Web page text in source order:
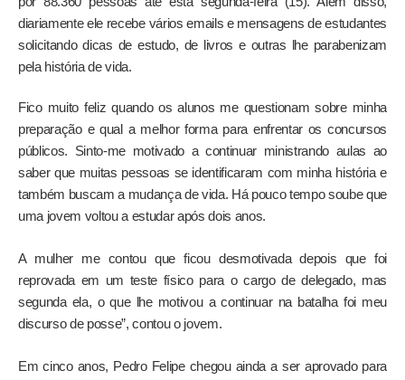
diariamente ele recebe vários emails e mensagens de estudantes
solicitando dicas de estudo, de livros e outras lhe parabenizam
pela história de vida.
Fico muito feliz quando os alunos me questionam sobre minha
preparação e qual a melhor forma para enfrentar os concursos
públicos. Sinto-me motivado a continuar ministrando aulas ao
saber que muitas pessoas se identificaram com minha história e
também buscam a mudança de vida. Há pouco tempo soube que
uma jovem voltou a estudar após dois anos.
A mulher me contou que ficou desmotivada depois que foi
reprovada em um teste físico para o cargo de delegado, mas
segunda ela, o que lhe motivou a continuar na batalha foi meu
discurso de posse”, contou o jovem.
Em cinco anos, Pedro Felipe chegou ainda a ser aprovado para